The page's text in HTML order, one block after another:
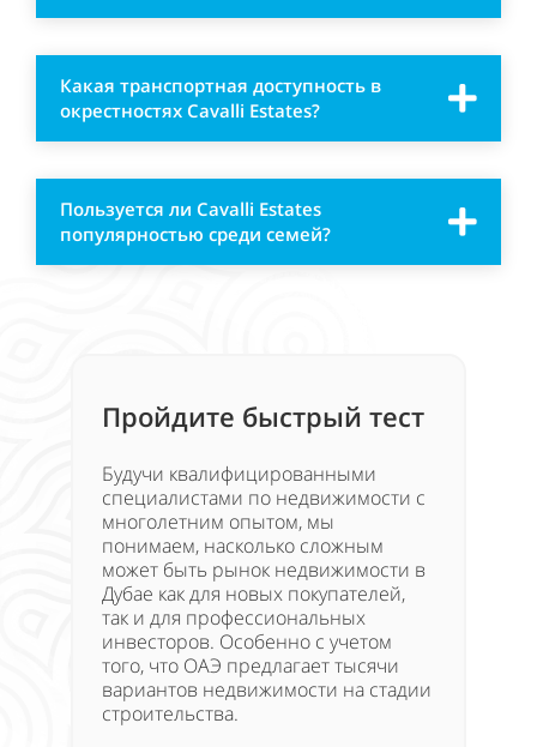
Какая транспортная доступность в
окрестностях Cavalli Estates?
Пользуется ли Cavalli Estates
популярностью среди семей?
Пройдите быстрый тест
Будучи квалифицированными
специалистами по недвижимости с
многолетним опытом, мы
понимаем, насколько сложным
может быть рынок недвижимости в
Дубае как для новых покупателей,
так и для профессиональных
инвесторов. Особенно с учетом
того, что ОАЭ предлагает тысячи
вариантов недвижимости на стадии
строительства.